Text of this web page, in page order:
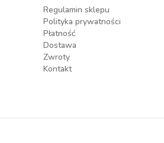
Regulamin sklepu
Polityka prywatności
Płatność
Dostawa
Zwroty
Kontakt